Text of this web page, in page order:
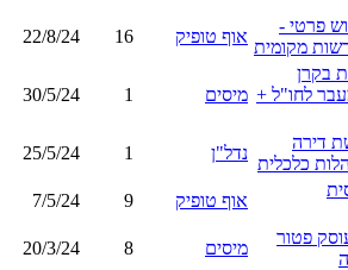
פרטי -
מקומית
אוף טופיק 16
22/8/24
בקרן
לחו"ל + מיסים 1
30/5/24
דירה
כלכלית
נדל"ן 1
25/5/24
אוף טופיק 9
7/5/24
פטור
מיסים 8
20/3/24